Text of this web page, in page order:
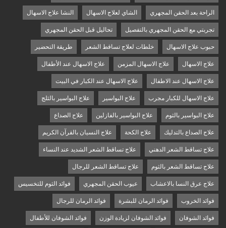
الراحة بعد الحقن المجهري الشاي لعلاج الاسهال النشا علاج الاسهال
تجربتي مع الحقن المجهري بالتفصيل تحاليل قبل الحقن المجهري
حبوب علاج الاسهال خلطات لعلاج تساقط الشعر طريقة التحضير
علاج الاسهال علاج الاسهال المزمن علاج الاسهال عند الأطفال
علاج الاسهال عند الاطفال علاج الاسهال عند الكبار في البيت
علاج الاسهال للكبار مجرب علاج البواسير علاج البواسير بالثلج
علاج البواسير بالثوم علاج البواسير بالفازلين علاج الصداع
علاج الصداع بالتدليك علاج الكحة علاج النسيان بالقرآن الكريم
علاج تساقط الشعر الدهني علاج تساقط الشعر الشديد عند النساء
علاج تساقط الشعر بالثوم علاج تساقط الشعر للرجال
علاج عرق النسا بالاعشاب عيوب الحقن المجهري فوائد الثوم للتخسيس
فوائد الخروب فوائد الرمان للبشرة فوائد الرمان للرجال
فوائد الشوفان فوائد الشوفان لزيادة الوزن فوائد الشوفان للأطفال